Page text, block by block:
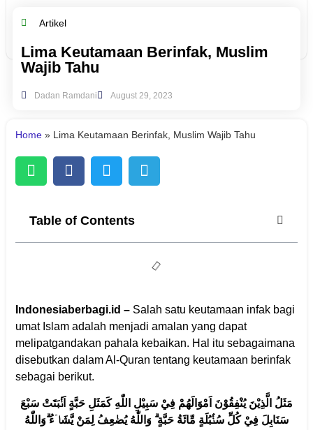
Artikel
Lima Keutamaan Berinfak, Muslim
Wajib Tahu
Dadan Ramdani August 29, 2023
Home» Lima Keutamaan Berinfak, Muslim Wajib Tahu
Table of Contents
Indonesiaberbagi.id –Salah satu keutamaan infak bagi
umat Islam adalah menjadi amalan yang dapat
melipatgandakan pahala kebaikan. Hal itu sebagaimana
disebutkan dalam Al-Quran tentang keutamaan berinfak
sebagai berikut.
مَثَلُ الَّذِيْنَ يُنْفِقُوْنَ اَمْوَالَهُمْ فِيْ سَبِيْلِ اللّٰهِ كَمَثَلِ حَبَّةٍ اَنْۢبَتَتْ سَبْعَ
سَنَابِلَ فِيْ كُلِّ سُنْۢبُلَةٍ مِّائَةُ حَبَّةٍ ۗ وَاللّٰهُ يُضٰعِفُ لِمَنْ يَّشَاۤءُ ۗوَاللّٰهُ